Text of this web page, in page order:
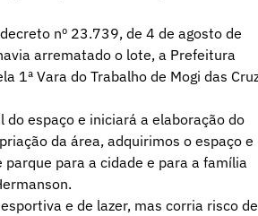
nº 23.739, de 4 de agosto de
arrematado o lote, a Prefeitura
1ª Vara do Trabalho de Mogi das
espaço e iniciará a elaboração do
da área, adquirimos o espaço e
para a cidade e para a família
e de lazer, mas corria risco de